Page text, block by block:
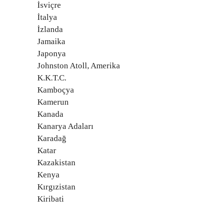
İsviçre
İtalya
İzlanda
Jamaika
Japonya
Johnston Atoll, Amerika
K.K.T.C.
Kamboçya
Kamerun
Kanada
Kanarya Adaları
Karadağ
Katar
Kazakistan
Kenya
Kırgızistan
Kiribati